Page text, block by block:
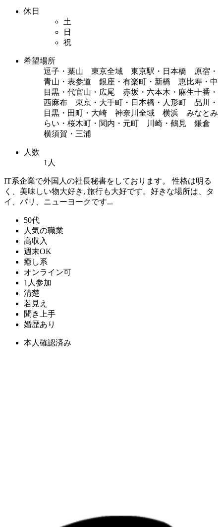
休日
土
日
祝
希望場所
逗子・葉山 東京全域 東京駅・日本橋 原宿・
青山・表参道 銀座・有楽町・新橋 恵比寿・中
目黒・代官山・広尾 赤坂・六本木・麻生十番・
西麻布 東京・大手町・日本橋・人形町 品川・
目黒・田町・大崎 神奈川全域 横浜 みなとみ
らい・桜木町・関内・元町 川崎・鶴見 鎌倉
横須賀・三浦
人数
1人
IT系企業で外国人の社長秘書をしております。 性格は明る
く、美味しい物大好き, 旅行も大好です。好きな場所は、タ
イ、パリ、ニューヨークです...
50代
人気の職業
高収入
週末OK
癒し系
オンライン可
1人参加
清楚
若見え
聞き上手
婚歴あり
本人確認済み